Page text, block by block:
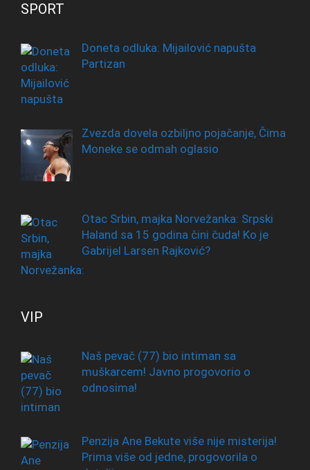
SPORT
Doneta odluka: Mijailović napušta
Partizan
Zvezda dovela ozbiljno pojačanje, Čima
Moneke se odmah oglasio
Otac Srbin, majka Norvežanka: Srpski
Haland sa 15 godina čini čuda! Ko je
Gabrijel Larsen Rajković?
VIP
Naš pevač (77) bio intiman sa
muškarcem! Javno progovorio o
odnosima!
Penzija Ane Bekute više nije misterija!
Prima više od jedne, progovorila o